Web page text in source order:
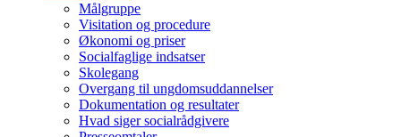
Målgruppe
Visitation og procedure
Økonomi og priser
Socialfaglige indsatser
Skolegang
Overgang til ungdomsuddannelser
Dokumentation og resultater
Hvad siger socialrådgivere